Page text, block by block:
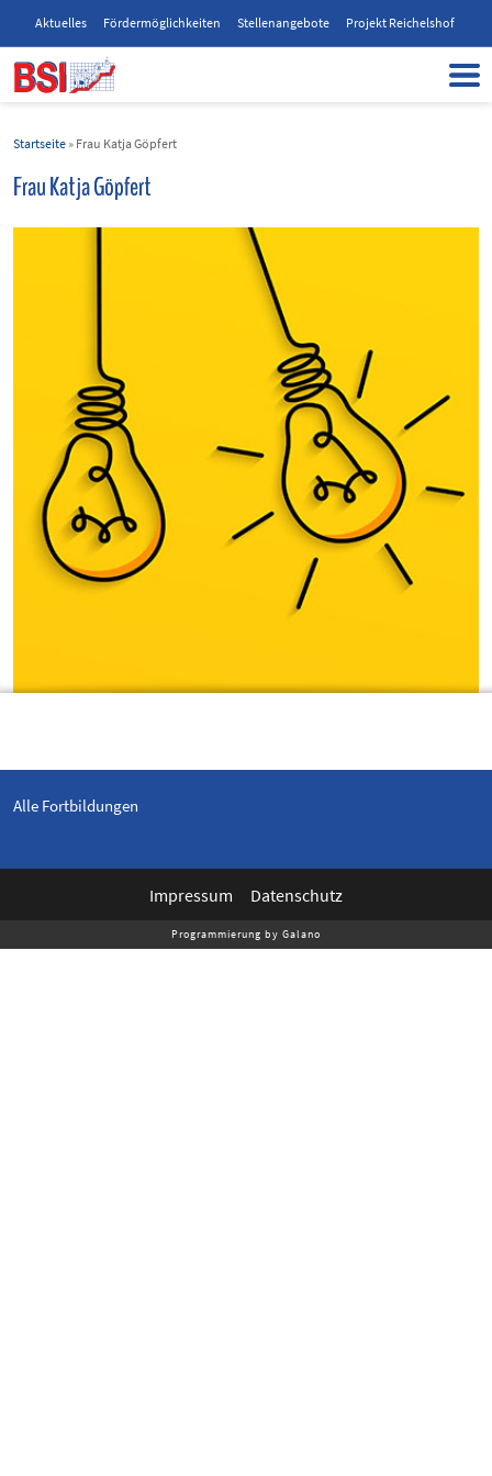
Aktuelles Fördermöglichkeiten Stellenangebote Projekt Reichelshof
Startseite » Frau Katja Göpfert
Frau Katja Göpfert
Alle Fortbildungen
Impressum Datenschutz
Programmierung by Galano